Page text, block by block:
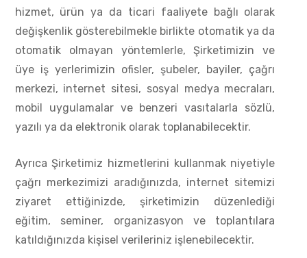
hizmet, ürün ya da ticari faaliyete bağlı olarak
değişkenlik gösterebilmekle birlikte otomatik ya da
otomatik olmayan yöntemlerle, Şirketimizin ve
üye iş yerlerimizin ofisler, şubeler, bayiler, çağrı
merkezi, internet sitesi, sosyal medya mecraları,
mobil uygulamalar ve benzeri vasıtalarla sözlü,
yazılı ya da elektronik olarak toplanabilecektir.
Ayrıca Şirketimiz hizmetlerini kullanmak niyetiyle
çağrı merkezimizi aradığınızda, internet sitemizi
ziyaret ettiğinizde, şirketimizin düzenlediği
eğitim, seminer, organizasyon ve toplantılara
katıldığınızda kişisel verileriniz işlenebilecektir.